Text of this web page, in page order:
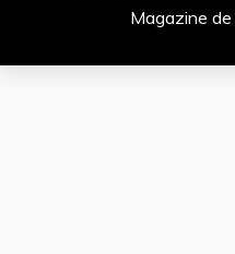
Magazine de